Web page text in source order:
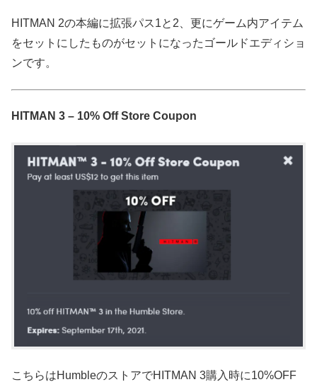
HITMAN 2の本編に拡張パス1と2、更にゲーム内アイテム
をセットにしたものがセットになったゴールドエディショ
ンです。
HITMAN 3 – 10% Off Store Coupon
こちらはHumbleのストアでHITMAN 3購入時に10%OFF